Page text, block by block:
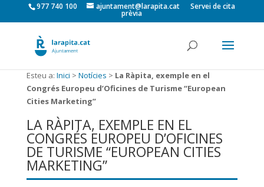
977 740 100 ajuntament@larapita.cat Servei de cita
prèvia
Esteu a: Inici > Notícies > La Ràpita, exemple en el
Congrés Europeu d’Oficines de Turisme “European
Cities Marketing”
LA RÀPITA, EXEMPLE EN EL
CONGRÉS EUROPEU D’OFICINES
DE TURISME “EUROPEAN CITIES
MARKETING”